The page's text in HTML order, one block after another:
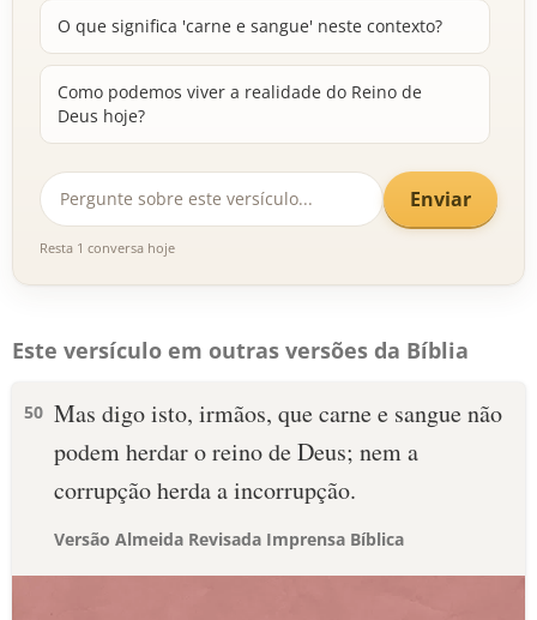
O que significa 'carne e sangue' neste contexto?
Como podemos viver a realidade do Reino de
Deus hoje?
Enviar
Resta 1 conversa hoje
Este versículo em outras versões da Bíblia
50 Mas digo isto, irmãos, que carne e sangue não
podem herdar o reino de Deus; nem a
corrupção herda a incorrupção.
Versão Almeida Revisada Imprensa Bíblica